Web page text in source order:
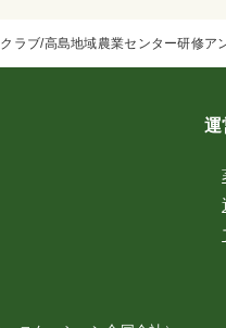
ラブ 高島地域農業センター研修ア
運